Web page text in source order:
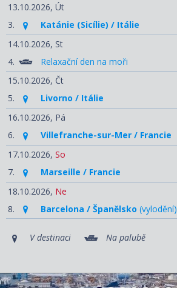
13.10.2026, Út
3.
Katánie (Sicílie) / Itálie
14.10.2026, St
4.
Relaxační den na moři
15.10.2026, Čt
5.
Livorno / Itálie
16.10.2026, Pá
6.
Villefranche-sur-Mer / Francie
17.10.2026, So
7.
Marseille / Francie
18.10.2026, Ne
8.
Barcelona / Španělsko (vylodění)
V destinaci Na palubě